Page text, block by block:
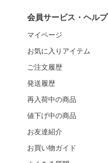
会員サービス・ヘルプ
マイページ
お気に入りアイテム
ご注文履歴
発送履歴
再入荷中の商品
値下げ中の商品
お友達紹介
お買い物ガイド